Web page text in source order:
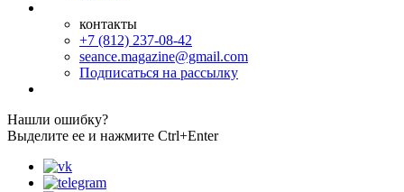
контакты
+7 (812) 237-08-42
seance.magazine@gmail.com
Подписаться на рассылку
Нашли ошибку?
Выделите ее и нажмите Ctrl+Enter